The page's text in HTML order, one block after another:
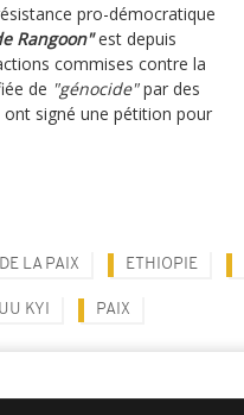
pro-démocratique
Rangoon"est depuis
commises contre la
de "génocide"par des
ont signé une pétition pour
LA PAIX ETHIOPIE
KYI PAIX